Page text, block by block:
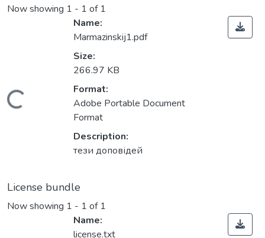
Now showing 1 - 1 of 1
Loading...
Name:
Marmazinskij1.pdf
Size:
266.97 KB
Format:
Adobe Portable Document
Format
Description:
тези доповідей
License bundle
Now showing 1 - 1 of 1
Name:
license.txt